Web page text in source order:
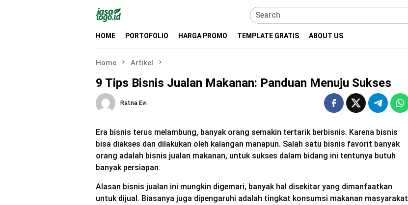
HOME PORTOFOLIO HARGA PROMO TEMPLATE GRATIS ABOUT US
Home Artikel
9 Tips Bisnis Jualan Makanan: Panduan Menuju Sukses
Ratna Evi
Era bisnis terus melambung, banyak orang semakin tertarik berbisnis. Karena bisnis
bisa diakses dan dilakukan oleh kalangan manapun. Salah satu bisnis favorit banyak
orang adalah bisnis jualan makanan, untuk sukses dalam bidang ini tentunya butuh
banyak persiapan.
Alasan bisnis jualan ini mungkin digemari, banyak hal disekitar yang dimanfaatkan
untuk dijual. Biasanya juga dipengaruhi adalah tingkat konsumsi makanan masyarakat